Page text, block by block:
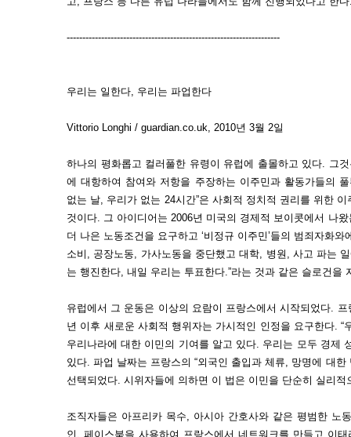
--------------------------------------------------------------------
우리는 일한다, 우리는 파업한다
Vittorio Longhi / guardian.co.uk, 2010년 3월 2일
하나의 평화롭고 컬러풀한 유령이 유럽에 출몰하고 있다. 그
에 대항하여 참여와 저항을 주장하는 이주민과 활동가들의
없는 날, 우리가 없는 24시간”은 사회적 정치적 권리를 위한
것이다. 그 아이디어는 2006년 미국의 경제적 보이콧에서 나
더 나은 노동조건을 요구하고 ‘비정규 이주민’들의 범죄자화
소비, 공장노동, 가사노동을 중단했고 대학, 병원, 사고 파는
는 행진한다, 내일 우리는 투표한다.”라는 것과 같은 슬로건을
유럽에서 그 운동은 이상의 요람이 프랑스에서 시작되었다.
년 이후 새로운 사회적 행위자는 가시적인 인정을 요구한다.
우리나라에 대한 이민의 기여를 알고 있다. 우리는 모두 경제
있다. 파업 날짜는 프랑스의 “외국인 출입과 체류, 망명에 대
선택되었다. 시위자들에 의하면 이 법은 이민을 단순히 실리
조직자들은 아프리카 목수, 아시아 간호사와 같은 평범한 노
인, 페이스북을 사용하여 프랑스에서 네트워크를 만들고 이